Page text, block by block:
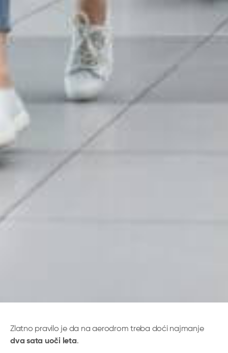
Zlatno pravilo je da na aerodrom treba doći najmanje
dva sata uoči leta.